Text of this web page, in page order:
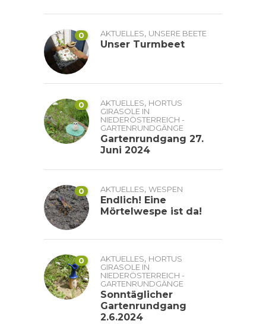
0 AKTUELLES, UNSERE BEETE
Unser Turmbeet
0 AKTUELLES, HORTUS
GIRASOLE IN
NIEDERÖSTERREICH -
GARTENRUNDGÄNGE
Gartenrundgang 27.
Juni 2024
0 AKTUELLES, WESPEN
Endlich! Eine
Mörtelwespe ist da!
0 AKTUELLES, HORTUS
GIRASOLE IN
NIEDERÖSTERREICH -
GARTENRUNDGÄNGE
Sonntäglicher
Gartenrundgang
2.6.2024